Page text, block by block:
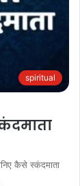
spiritual
कैसे स्कंदमाता